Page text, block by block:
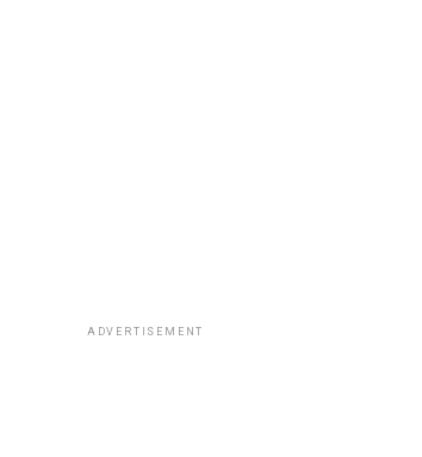
ADVERTISEMENT